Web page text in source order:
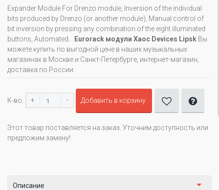
Expander Module For Drenzo module, Inversion of the individual
bits produced by Drenzo (or another module), Manual control of
bit inversion by pressing any combination of the eight illuminated
buttons, Automated...
Eurorack модули Xaoc Devices Lipsk Вы
можете купить по выгодной цене в наших музыкальных
магазинах в Москве и Санкт-Петербурге, интернет-магазин,
доставка по России.
К-во: + - Добавить в корзину
Этот товар поставляется на заказ. Уточним доступность или
предложим замену!
Описание